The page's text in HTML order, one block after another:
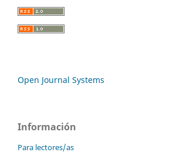
Open Journal Systems
Información
Para lectores/as